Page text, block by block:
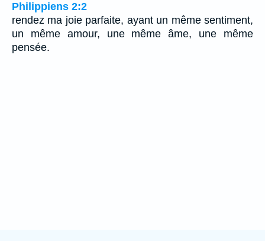
Philippiens 2:2
rendez ma joie parfaite, ayant un même sentiment,
un même amour, une même âme, une même
pensée.